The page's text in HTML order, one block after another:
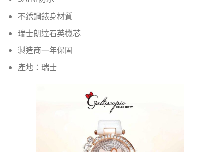
不銹鋼錶身材質
瑞士朗達石英機芯
製造商一年保固
產地：瑞士